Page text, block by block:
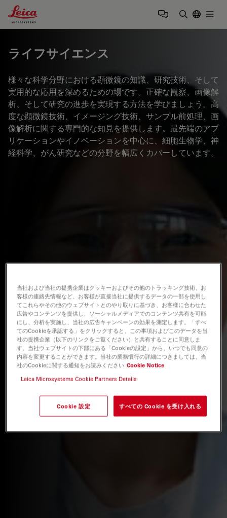
Leica Microsystems Logo
ライフサイエンス
様々な科学分野における顕微鏡の知識、研究技術、そして
実用的な応用を深めるための場です。正確な観察、画像解
析、そして研究の進歩を実現する方法を学びましょう。高
度な顕微鏡技術、イメージング技術、サンプル前処理、画
像解析に関する専門的な知見を提供します。最先端のアプ
リケーションやイノベーションを中心に、細胞生物学、神
経科学、がん研究などの分野を幅広くカバーしています。
当社および当社の提携企業はクッキーおよびその他のトラッキング技術、お
客様の連絡先情報など、お客様が直接当社に提供するデータの一部を使用し
てこれらやその他のウェブサイトとのやり取りに基づき、お客様に合わせた
広告やコンテンツを提供し、ソーシャルメディアでのコンテンツ共有を可能
にし、分析を実施し、当社の広告キャンペーンの効果を測定します。「すべ
てのCookieを承認する」をクリックすると、この事項およびこのデータを当
社の提携企業（以下のリンクをご覧ください）と共有することに同意しま
す。当社ウェブサイトの下部にある「Cookieの設定」から、いつでも同意の
内容を変更することができます。当社の業務慣行の詳細につきましては、当
社のCookieに関する通知をお読みください Cookie Notice
Leica Microsystems Cookie Partners Details
Cookie 設定 すべての Cookie を受け入れる